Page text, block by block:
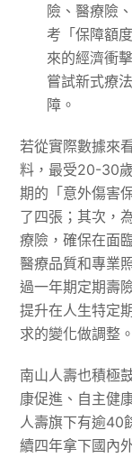
險、醫療險
考「保障額
來的經濟衝
嘗試新式療
障。
若從實際數據來
料，最受20-30
期的「意外傷害
了四張；其次，
療險，確保在面
醫療品質和專業
過一年期定期壽
提升在人生特定
求的變化做調整。
南山人壽也積極
康促進、自主健
人壽旗下有逾40
續四年拿下國內